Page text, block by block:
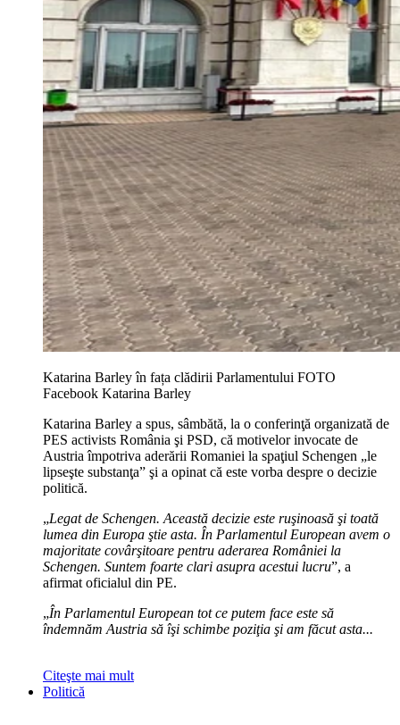
Katarina Barley în fața clădirii Parlamentului FOTO
Facebook Katarina Barley
Katarina Barley a spus, sâmbătă, la o conferinţă organizată de
PES activists România şi PSD, că motivelor invocate de
Austria împotriva aderării Romaniei la spaţiul Schengen „le
lipseşte substanţa” şi a opinat că este vorba despre o decizie
politică.
„Legat de Schengen. Această decizie este ruşinoasă şi toată
lumea din Europa ştie asta. În Parlamentul European avem o
majoritate covârşitoare pentru aderarea României la
Schengen. Suntem foarte clari asupra acestui lucru”, a
afirmat oficialul din PE.
„În Parlamentul European tot ce putem face este să
îndemnăm Austria să îşi schimbe poziţia şi am făcut asta...
Citeşte mai mult
Politică